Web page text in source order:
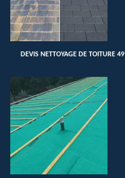
DEVIS NETTOYAGE DE TOITURE 49